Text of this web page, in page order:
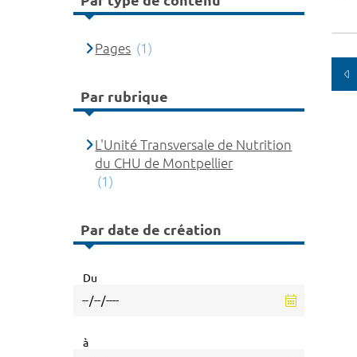
Pages (1)
Par rubrique
L'Unité Transversale de Nutrition
du CHU de Montpellier
(1)
Par date de création
Du
à